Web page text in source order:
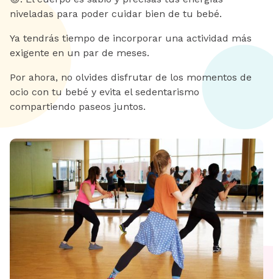
niveladas para poder cuidar bien de tu bebé.
Ya tendrás tiempo de incorporar una actividad más
exigente en un par de meses.
Por ahora, no olvides disfrutar de los momentos de
ocio con tu bebé y evita el sedentarismo
compartiendo paseos juntos.